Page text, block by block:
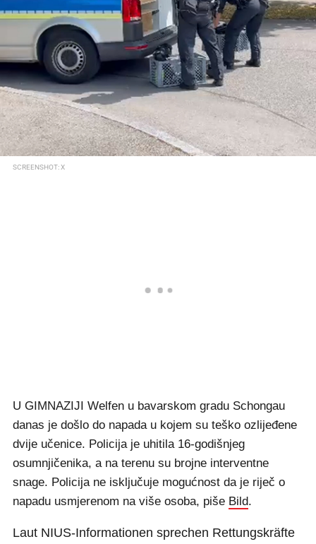
SCREENSHOT: X
U GIMNAZIJI Welfen u bavarskom gradu Schongau
danas je došlo do napada u kojem su teško ozlijeđene
dvije učenice. Policija je uhitila 16-godišnjeg
osumnjičenika, a na terenu su brojne interventne
snage. Policija ne isključuje mogućnost da je riječ o
napadu usmjerenom na više osoba, piše Bild.
Laut NIUS-Informationen sprechen Rettungskräfte